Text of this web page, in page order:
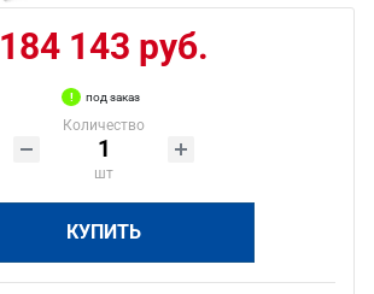
184 143 руб.
под заказ
Количество
шт
КУПИТЬ